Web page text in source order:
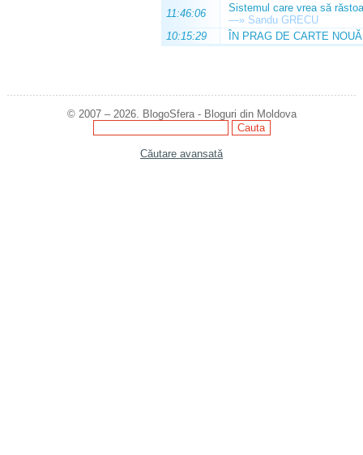
11:46:06
Sistemul care vrea să
—» Sandu GRECU
10:15:29
ÎN PRAG DE CARTE NOUĂ
© 2007 – 2026. BlogoSfera - Bloguri din Moldova
Căutare avansată